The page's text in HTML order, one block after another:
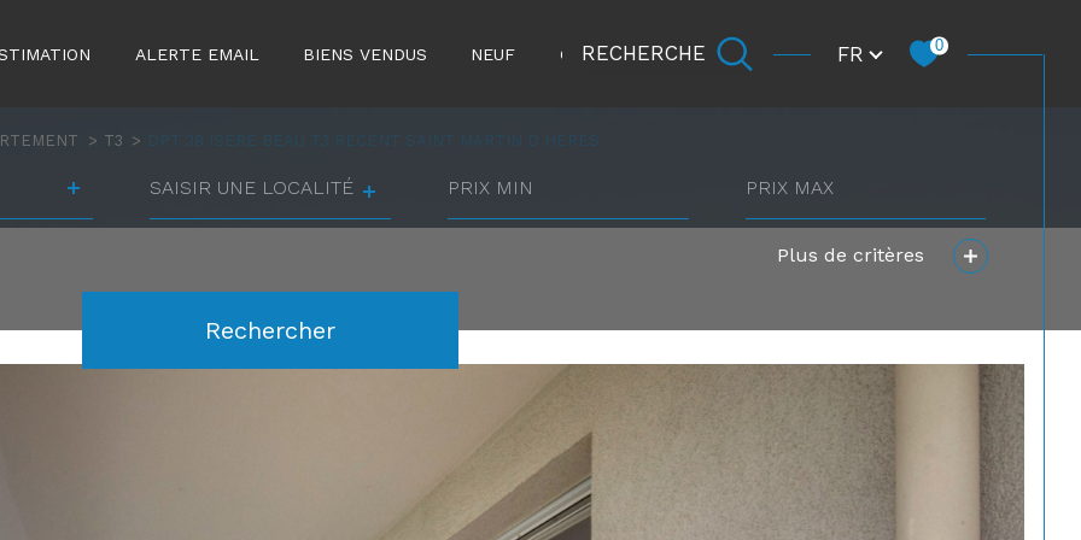
ALERTE EMAIL BIENS VENDUS NEUF CARRIÈRE
RECHERCHE Langue
FR 0
min
max
Plus de critères
Rechercher
T3 DPT 38 ISERE BEAU T3 RECENT SAINT MARTIN D HERES